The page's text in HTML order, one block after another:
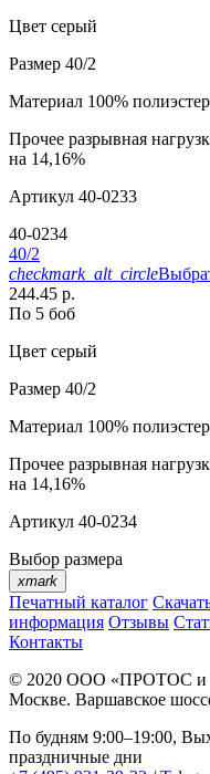
Цвет серый
Размер 40/2
Материал 100% полиэстер
Прочее разрывная
на 14,16%
Артикул 40-0233
40-0234
40/2
checkmark_alt_circle
244.45 р.
По 5 боб
Цвет серый
Размер 40/2
Материал 100% полиэстер
Прочее разрывная
на 14,16%
Артикул 40-0234
Выбор размера
xmark
Печатный каталог
информация Отзывы
Контакты
© 2020 ООО «ПРОТОС и
Москве. Варшавское
По будням 9:00–19:00,
праздничные дни